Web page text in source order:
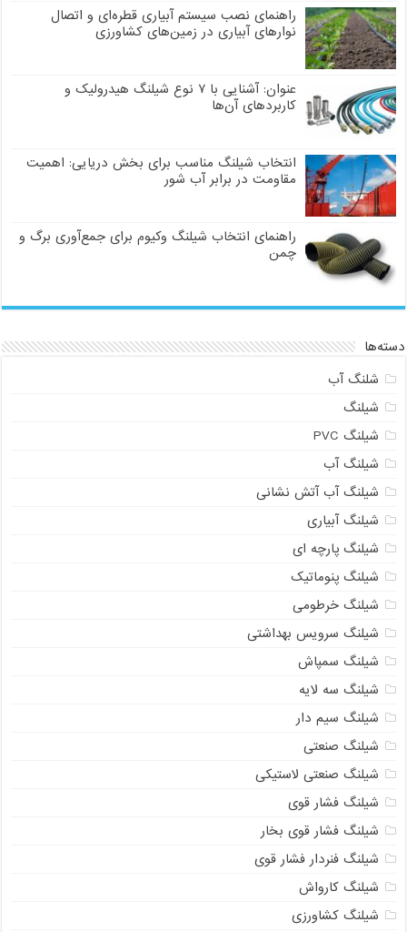
راهنمای نصب سیستم آبیاری قطره‌ای و اتصال
نوارهای آبیاری در زمین‌های کشاورزی
عنوان: آشنایی با ۷ نوع شیلنگ هیدرولیک و
کاربردهای آن‌ها
انتخاب شیلنگ مناسب برای بخش دریایی: اهمیت
مقاومت در برابر آب شور
راهنمای انتخاب شیلنگ وکیوم برای جمع‌آوری برگ و
چمن
دسته‌ها
شلنگ آب
شیلنگ
شیلنگ PVC
شیلنگ آب
شیلنگ آب آتش نشانی
شیلنگ آبیاری
شیلنگ پارچه ای
شیلنگ پنوماتیک
شیلنگ خرطومی
شیلنگ سرویس بهداشتی
شیلنگ سمپاش
شیلنگ سه لایه
شیلنگ سیم دار
شیلنگ صنعتی
شیلنگ صنعتی لاستیکی
شیلنگ فشار قوی
شیلنگ فشار قوی بخار
شیلنگ فنردار فشار قوی
شیلنگ کارواش
شیلنگ کشاورزی